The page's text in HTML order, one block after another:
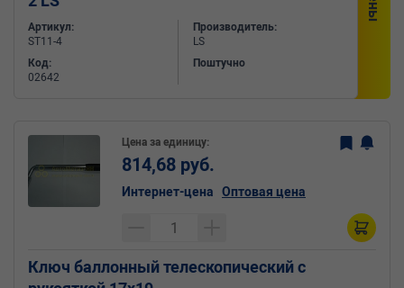
Артикул:
ST11-4
Код:
02642
Производитель:
LS
Поштучно
Ключ баллонный телескопический с
Цена за единицу:
814,68 руб.
Интернет-цена Оптовая цена